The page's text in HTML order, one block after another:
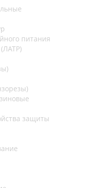
питания
защиты